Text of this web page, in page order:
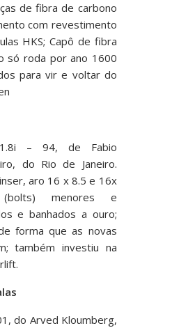
de fibra de carbono
com revestimento
HKS; Capô de fibra
só roda por ano 1600
para vir e voltar do
– 94, de Fabio
do Rio de Janeiro.
aro 16 x 8.5 e 16x
menores e
e banhados a ouro;
forma que as novas
também investiu na
do Arved Kloumberg,